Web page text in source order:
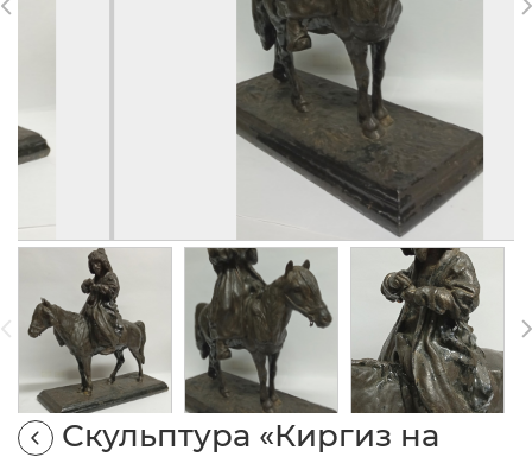
Скульптура «Киргиз на